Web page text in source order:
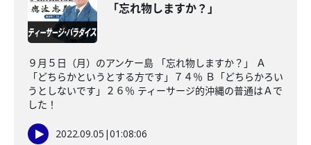
「忘れ物しますか？」
９月５日（月）のアンケー島 「忘れ物しますか？」 Ａ
「どちらかというとする方です」７４％ Ｂ「どちらかろい
うとしないです」２６％ ティーサージ的沖縄の普通はＡで
した！
2022.09.05 |01:08:06